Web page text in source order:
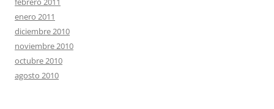
enero 2011
diciembre 2010
noviembre 2010
octubre 2010
agosto 2010